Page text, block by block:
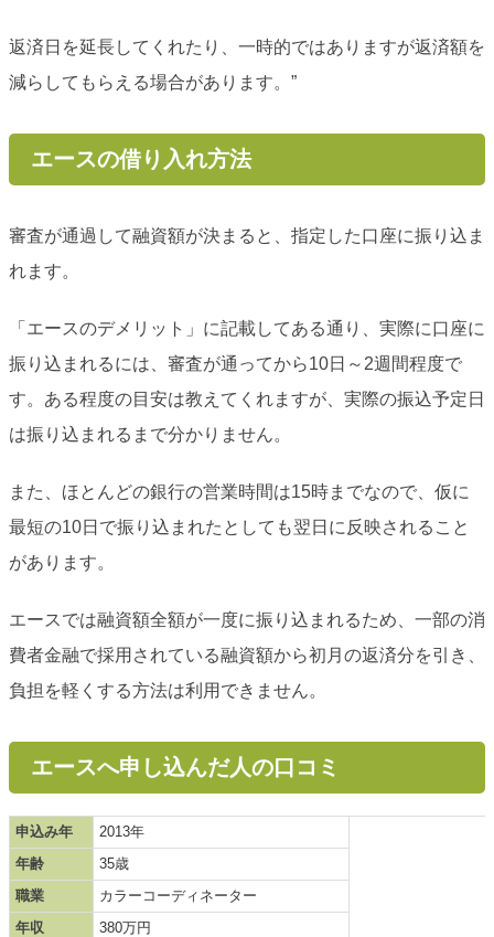
返済日を延長してくれたり、一時的ではありますが返済額を
減らしてもらえる場合があります。”
エースの借り入れ方法
審査が通過して融資額が決まると、指定した口座に振り込ま
れます。
「エースのデメリット」に記載してある通り、実際に口座に
振り込まれるには、審査が通ってから10日～2週間程度で
す。ある程度の目安は教えてくれますが、実際の振込予定日
は振り込まれるまで分かりません。
また、ほとんどの銀行の営業時間は15時までなので、仮に
最短の10日で振り込まれたとしても翌日に反映されること
があります。
エースでは融資額全額が一度に振り込まれるため、一部の消
費者金融で採用されている融資額から初月の返済分を引き、
負担を軽くする方法は利用できません。
エースへ申し込んだ人の口コミ
申込み年
2013年
年齢
35歳
職業
カラーコーディネーター
年収
380万円